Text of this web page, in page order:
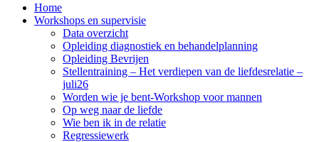
Home
Workshops en supervisie
Data overzicht
Opleiding diagnostiek en behandelplanning
Opleiding Bevrijen
Stellentraining – Het verdiepen van de liefdesrelatie –
juli26
Worden wie je bent-Workshop voor mannen
Op weg naar de liefde
Wie ben ik in de relatie
Regressiewerk